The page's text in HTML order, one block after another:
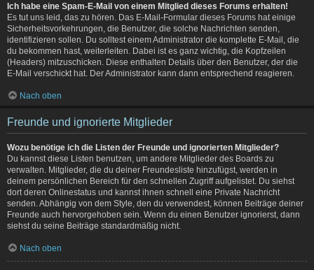
Ich habe eine Spam-E-Mail von einem Mitglied dieses Forums erhalten!
Es tut uns leid, das zu hören. Das E-Mail-Formular dieses Forums hat einige
Sicherheitsvorkehrungen, die Benutzer, die solche Nachrichten senden,
identifizieren sollen. Du solltest einem Administrator die komplette E-Mail, die
du bekommen hast, weiterleiten. Dabei ist es ganz wichtig, die Kopfzeilen
(Headers) mitzuschicken. Diese enthalten Details über den Benutzer, der die
E-Mail verschickt hat. Der Administrator kann dann entsprechend reagieren.
Nach oben
Freunde und ignorierte Mitglieder
Wozu benötige ich die Listen der Freunde und ignorierten Mitglieder?
Du kannst diese Listen benutzen, um andere Mitglieder des Boards zu
verwalten. Mitglieder, die du deiner Freundesliste hinzufügst, werden in
deinem persönlichen Bereich für den schnellen Zugriff aufgelistet. Du siehst
dort deren Onlinestatus und kannst ihnen schnell eine Private Nachricht
senden. Abhängig von dem Style, den du verwendest, können Beiträge deiner
Freunde auch hervorgehoben sein. Wenn du einen Benutzer ignorierst, dann
siehst du seine Beiträge standardmäßig nicht.
Nach oben